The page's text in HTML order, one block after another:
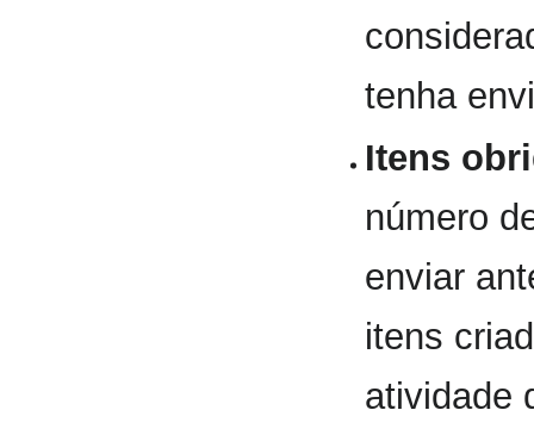
tenha
Itens
número
enviar
itens
atividade